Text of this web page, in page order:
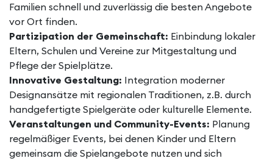
Familien schnell und zuverlässig die besten Angebote
vor Ort finden.
Partizipation der Gemeinschaft: Einbindung lokaler
Eltern, Schulen und Vereine zur Mitgestaltung und
Pflege der Spielplätze.
Innovative Gestaltung: Integration moderner
Designansätze mit regionalen Traditionen, z.B. durch
handgefertigte Spielgeräte oder kulturelle Elemente.
Veranstaltungen und Community-Events: Planung
regelmäßiger Events, bei denen Kinder und Eltern
gemeinsam die Spielangebote nutzen und sich